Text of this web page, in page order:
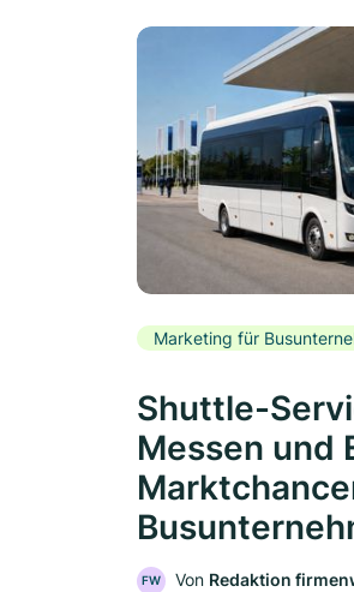
Marketing für
Shuttle-
Messen und
FW Von Redaktion